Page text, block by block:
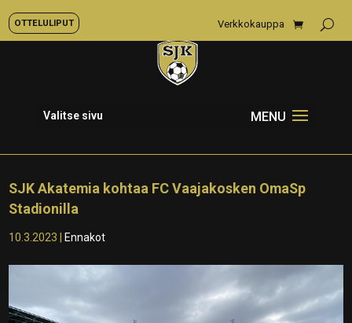
OTTELULIPUT Verkkokauppa
Valitse sivu
SJK Akatemia kohtaa FC Vaajakosken OmaSp
Stadionilla
10.3.2023 Ennakot